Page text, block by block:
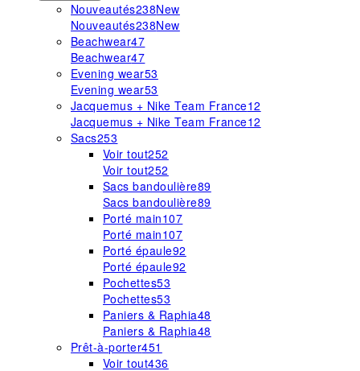
Nouveautés238New
Nouveautés238New
Beachwear47
Beachwear47
Evening wear53
Evening wear53
Jacquemus + Nike Team France12
Jacquemus + Nike Team France12
Sacs253
Voir tout252
Voir tout252
Sacs bandoulière89
Sacs bandoulière89
Porté main107
Porté main107
Porté épaule92
Porté épaule92
Pochettes53
Pochettes53
Paniers & Raphia48
Paniers & Raphia48
Prêt-à-porter451
Voir tout436